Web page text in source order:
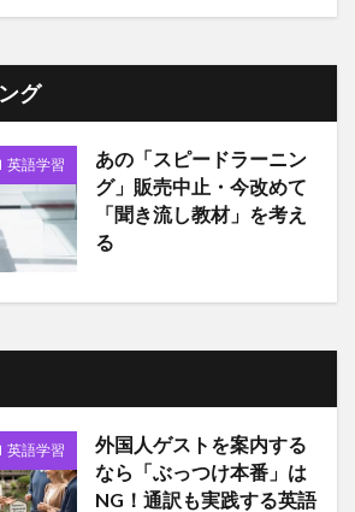
グ
英語学習
あの「スピードラーニン
グ」販売中止・今改めて
「聞き流し教材」を考え
る
英語学習
外国人ゲストを案内する
なら「ぶっつけ本番」は
NG！通訳も実践する英語